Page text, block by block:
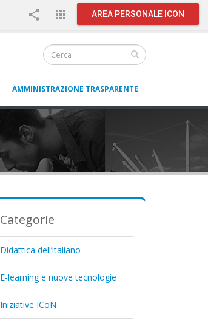
share apps AREA PERSONALE ICON
AMMINISTRAZIONE TRASPARENTE
Categorie
Didattica dell’italiano
E-learning e nuove tecnologie
Iniziative ICoN